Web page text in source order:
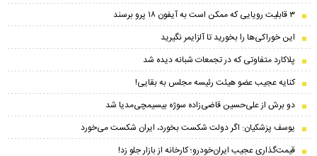
۳ قابلیت رویایی که ممکن است به آیفون ۱۸ پرو برسند
این خوراکی‌ها را بخورید تا آلزایمر نگیرید
پلاکارد متفاوتی که در تجمعات شبانه دیده شد
کنایه عجیب عضو هیئت رئیسه مجلس به بقایی!
دو برش از علی‌حسین‌ قاضی‌زاده سوژه بیسیمچی‌مدیا شد
یوسف پزشکیان: اگر دولت شکست بخورد، ایران شکست می‌خورد
قیمت‌گذاری عجیب ایران‌خودرو؛ کارخانه از بازار جلو زد!